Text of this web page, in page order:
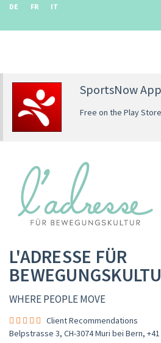
DE FR IT
SportsNow App
Free on the Play Store
L'ADRESSE FÜR
WHERE PEOPLE MOVE
Client Recommendations
Belpstrasse 3, CH-3074 Muri bei Bern,